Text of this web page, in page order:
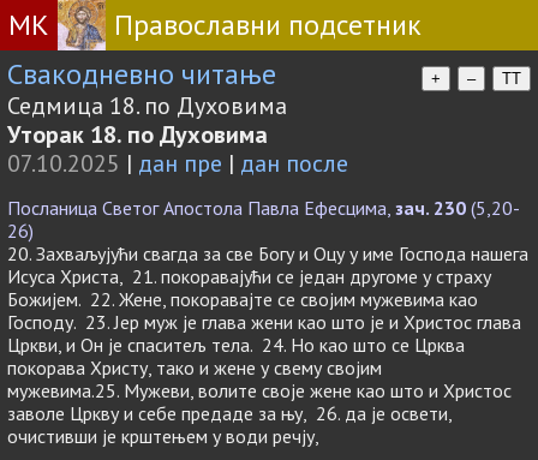
МК
Православни подсетник
Свакодневно читање
+ – TT
Седмица 18. по Духовима
Уторак 18. по Духовима
07.10.2025 | дан пре | дан после
Посланица Светог Апостола Павла Ефесцима, зач. 230 (5,20-
26)
20. Захваљујући свагда за све Богу и Оцу у име Господа нашега
Исуса Христа, 21. покоравајући се један другоме у страху
Божијем. 22. Жене, покоравајте се својим мужевима као
Господу. 23. Јер муж је глава жени као што је и Христос глава
Цркви, и Он је спаситељ тела. 24. Но као што се Црква
покорава Христу, тако и жене у свему својим
мужевима.25. Мужеви, волите своје жене као што и Христос
заволе Цркву и себе предаде за њу, 26. да је освети,
очистивши је крштењем у води речју,